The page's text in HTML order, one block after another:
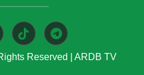
ប្រភេទ​ ដែលប្រជាពលរដ្ឋរស់នៅ
ក្នុងតំបន់​និយម​ពិសា។​ អ្នកស្រី
លើកឡើង​ថា នៅក្នុងសម័យកូវីដ​
១៩ ​នំចំណី​ដែលប្រជាពលរដ្ឋ​
គ្រប់គ្រងសត្វល្អិតចង្រៃ។
Reserved ARDB TV